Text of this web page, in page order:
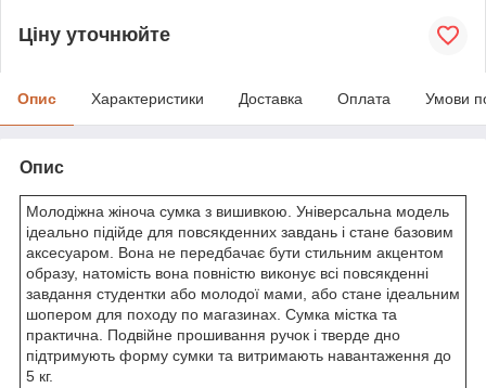
Ціну уточнюйте
Опис Характеристики Доставка Оплата Умови
Опис
Молодіжна жіноча сумка з вишивкою. Універсальна модель
ідеально підійде для повсякденних завдань і стане базовим
аксесуаром. Вона не передбачає бути стильним акцентом
образу, натомість вона повністю виконує всі повсякденні
завдання студентки або молодої мами, або стане ідеальним
шопером для походу по магазинах. Сумка містка та
практична. Подвійне прошивання ручок і тверде дно
підтримують форму сумки та витримають навантаження до
5 кг.